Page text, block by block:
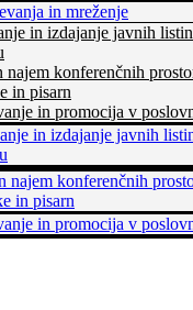
in mreženje
in izdajanje javnih
najem konferenčnih
in pisarn
in promocija v
in izdajanje javnih
najem konferenčnih
in pisarn
in promocija v